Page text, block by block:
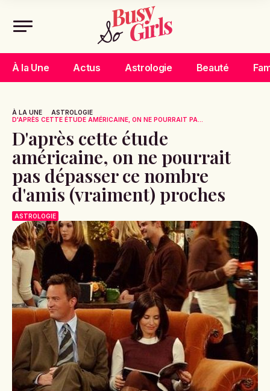
À la Une Actus Astrologie Beauté
À LA UNE
ASTROLOGIE
D'APRÈS CETTE ÉTUDE AMÉRICAINE, ON NE POURRAIT PA...
D'après cette étude
américaine, on ne pourrait
pas dépasser ce nombre
d'amis (vraiment) proches
ASTROLOGIE